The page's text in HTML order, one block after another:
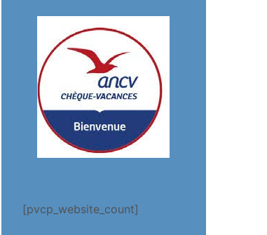
[pvcp_website_count]